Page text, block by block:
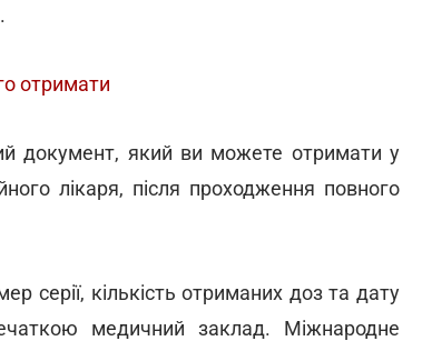
отримати
документ, який ви можете отримати у
лікаря, після проходження повного
серії, кількість отриманих доз та дату
медичний заклад. Міжнародне